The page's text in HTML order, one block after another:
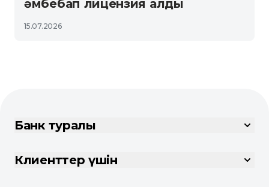
әмбебап лицензия алды
15.07.2026
Банк туралы
Клиенттер үшін